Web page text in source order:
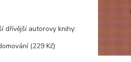
dřívější autorovy knihy:
(229 Kč)